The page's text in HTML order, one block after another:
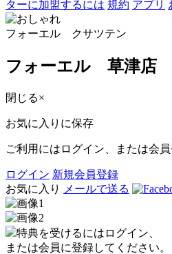
ターに加盟するには 規約 アプリ
フォーエル クサツテン
フォーエル 草津店
閉じる×
お気に入りに保存
ご利用にはログイン、または会員
ログイン 新規会員登録
お気に入り
メールで送る
特典を受けるにはログイン、
または会員に登録してください。